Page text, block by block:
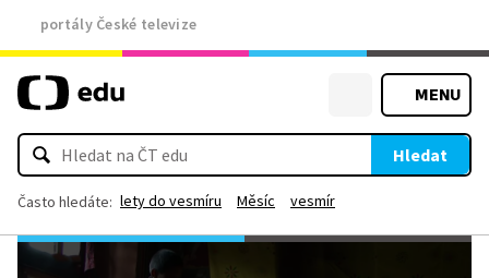
portály České televize
MENU
Hledat
Často hledáte: lety do vesmíru Měsíc vesmír